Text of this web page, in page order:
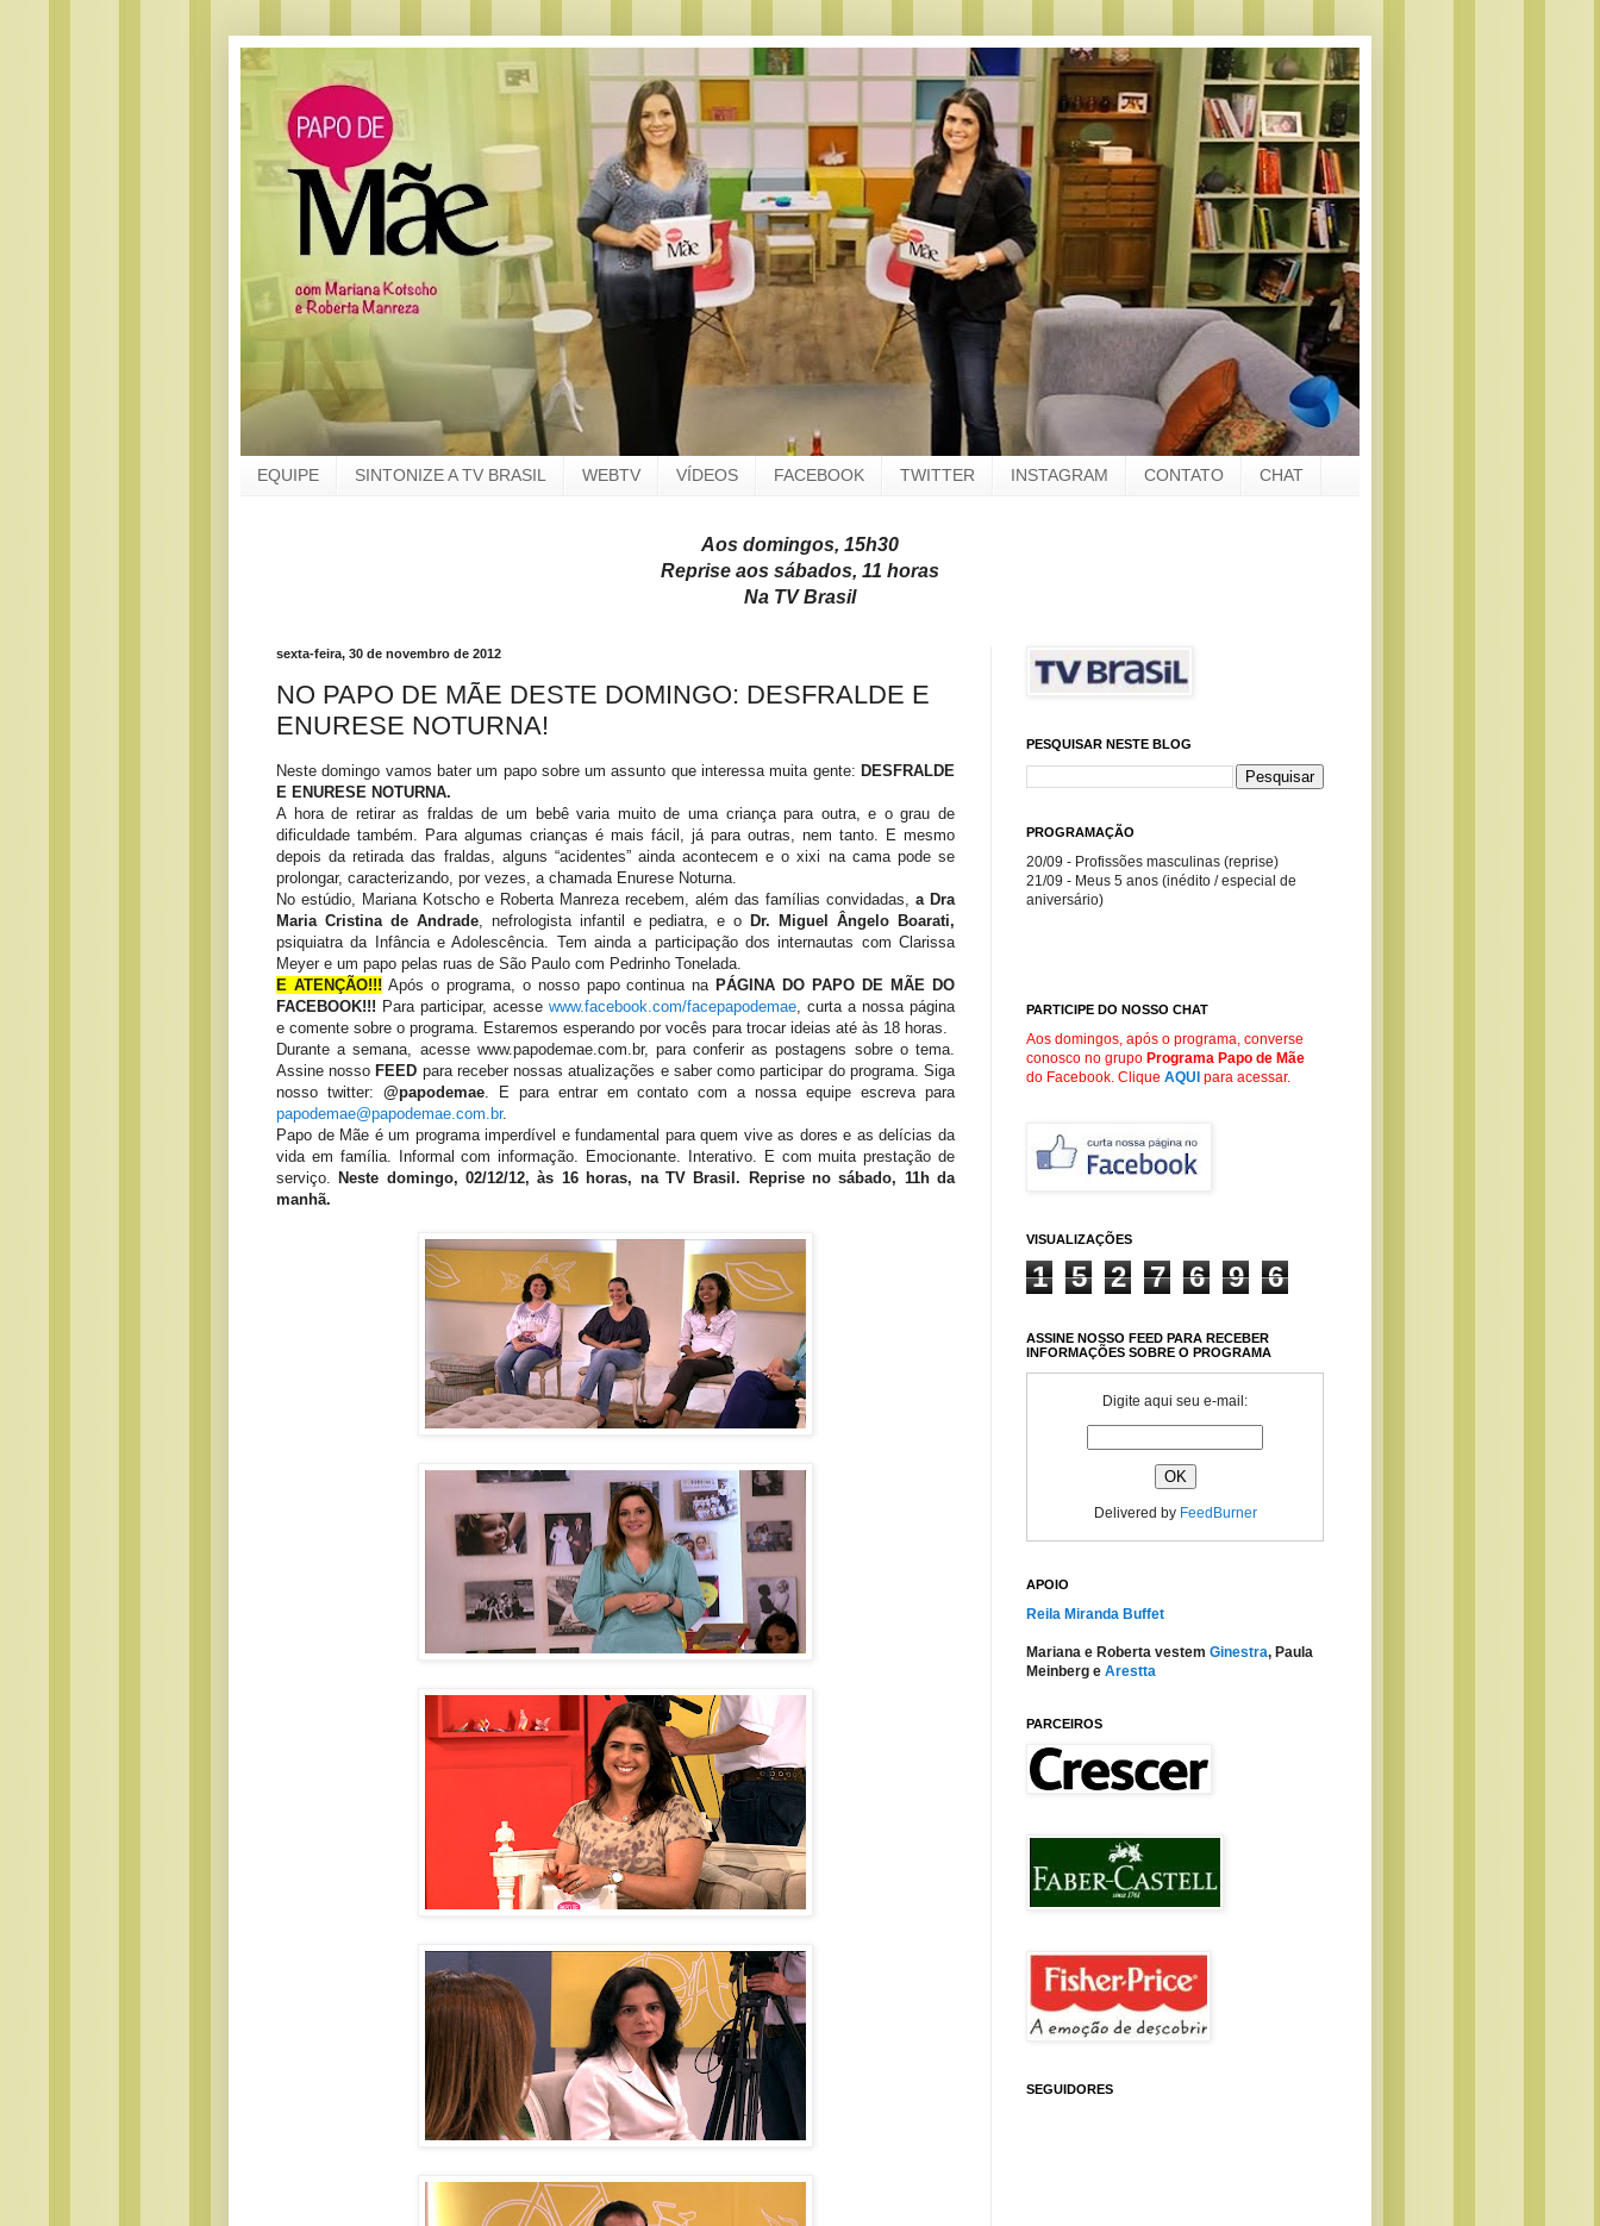
EQUIPE SINTONIZE A TV BRASIL WEBTV VÍDEOS FACEBOOK TWITTER INSTAGRAM CONTATO CHAT
Aos domingos, 15h30
Reprise aos sábados, 11 horas
Na TV Brasil
sexta-feira, 30 de novembro de 2012
NO PAPO DE MÃE DESTE DOMINGO: DESFRALDE E
ENURESE NOTURNA!
Neste domingo vamos bater um papo sobre um assunto que interessa muita gente: DESFRALDE
E ENURESE NOTURNA.
A hora de retirar as fraldas de um bebê varia muito de uma criança para outra, e o grau de
dificuldade também. Para algumas crianças é mais fácil, já para outras, nem tanto. E mesmo
depois da retirada das fraldas, alguns “acidentes” ainda acontecem e o xixi na cama pode se
prolongar, caracterizando, por vezes, a chamada Enurese Noturna.
No estúdio, Mariana Kotscho e Roberta Manreza recebem, além das famílias convidadas, a Dra
Maria Cristina de Andrade, nefrologista infantil e pediatra, e o Dr. Miguel Ângelo Boarati,
psiquiatra da Infância e Adolescência. Tem ainda a participação dos internautas com Clarissa
Meyer e um papo pelas ruas de São Paulo com Pedrinho Tonelada.
E ATENÇÃO!!! Após o programa, o nosso papo continua na PÁGINA DO PAPO DE MÃE DO
FACEBOOK!!! Para participar, acesse www.facebook.com/facepapodemae, curta a nossa página
e comente sobre o programa. Estaremos esperando por vocês para trocar ideias até às 18 horas.
Durante a semana, acesse www.papodemae.com.br, para conferir as postagens sobre o tema.
Assine nosso FEED para receber nossas atualizações e saber como participar do programa. Siga
nosso twitter: @papodemae. E para entrar em contato com a nossa equipe escreva para
papodemae@papodemae.com.br.
Papo de Mãe é um programa imperdível e fundamental para quem vive as dores e as delícias da
vida em família. Informal com informação. Emocionante. Interativo. E com muita prestação de
serviço. Neste domingo, 02/12/12, às 16 horas, na TV Brasil. Reprise no sábado, 11h da
manhã.
PESQUISAR NESTE BLOG
PROGRAMAÇÃO
20/09 - Profissões masculinas (reprise)
21/09 - Meus 5 anos (inédito / especial de
aniversário)
PARTICIPE DO NOSSO CHAT
Aos domingos, após o programa, converse
conosco no grupo Programa Papo de Mãe
do Facebook . Clique AQUI para acessar.
VISUALIZAÇÕES
1 5 2 7 6 9 6
ASSINE NOSSO FEED PARA RECEBER
INFORMAÇÕES SOBRE O PROGRAMA
Digite aqui seu e-mail:
Delivered by FeedBurner
APOIO
Reila Miranda Buffet
Mariana e Roberta vestem Ginestra, Paula
Meinberg e Arestta
PARCEIROS
SEGUIDORES